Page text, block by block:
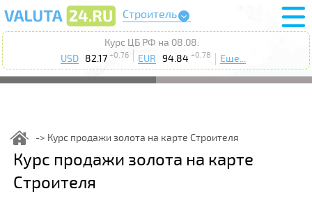
Строитель
Курс ЦБ РФ на 08.08:
USD
82.17 +0.76 EUR 94.84 +0.78 Еще...
Курс продажи золота на карте Строителя
Курс продажи золота на карте
Строителя